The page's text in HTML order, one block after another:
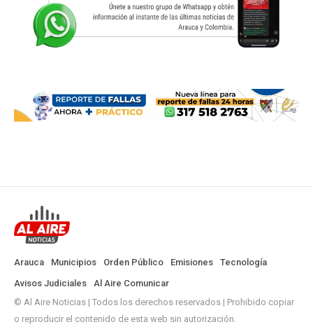
Arauca Municipios Orden Público Emisiones
Tecnología
Avisos Judiciales
Al Aire Comunicar
© Al Aire Noticias | Todos los derechos reservados | Prohibido copiar
o reproducir el contenido de esta web sin autorización.